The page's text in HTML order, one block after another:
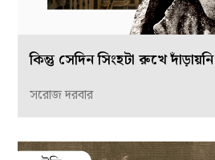
কিন্তু সেদিন সিংহটা রুখে দাঁড়ায়নি
সরোজ দরবার